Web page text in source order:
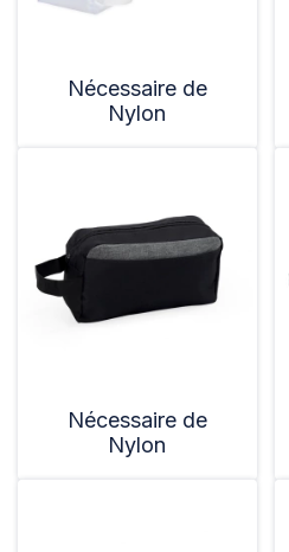
Nécessaire de
Nylon
Nécessaire de
Nylon